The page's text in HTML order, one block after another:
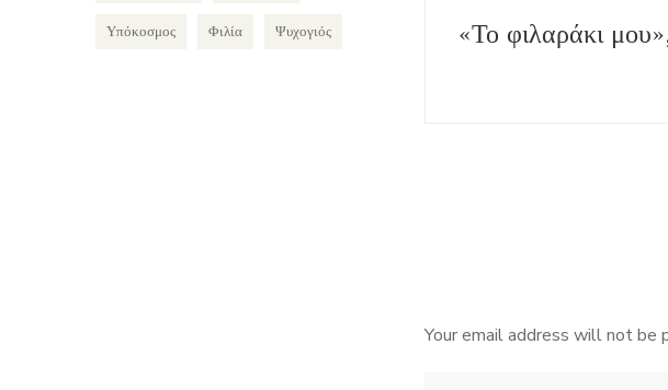
Your email address will not be
Υπόκοσμος Φιλία Ψυχογιός